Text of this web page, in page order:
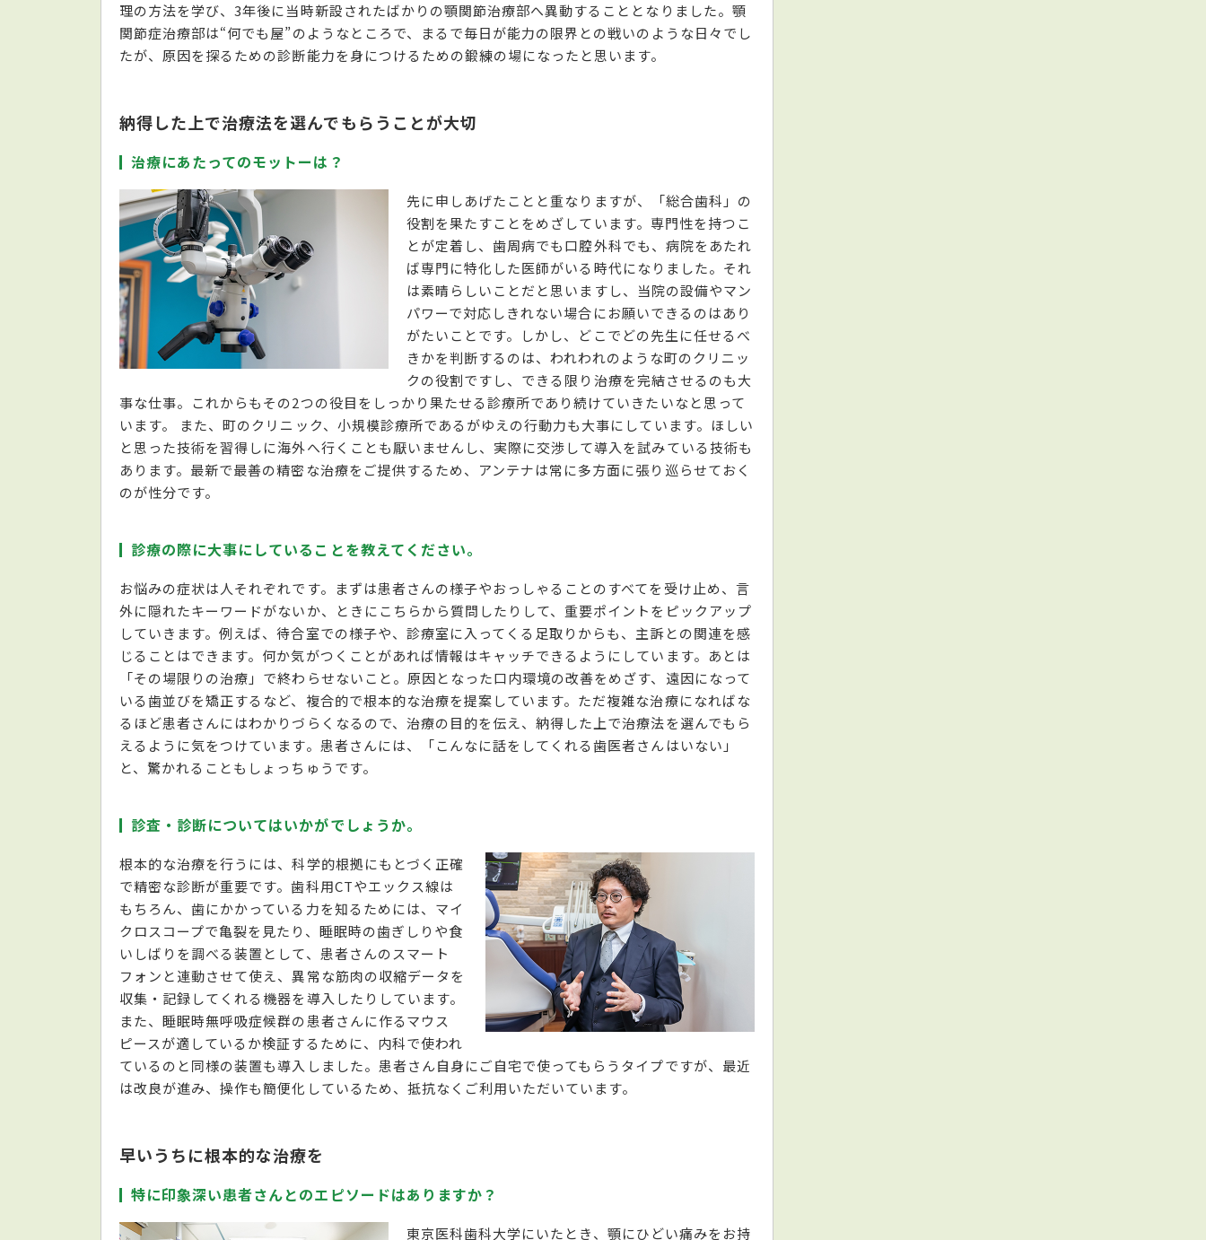
理の方法を学び、3年後に当時新設されたばかりの顎関節治療部へ異動することとなりました。顎
関節症治療部は“何でも屋”のようなところで、まるで毎日が能力の限界との戦いのような日々でし
たが、原因を探るための診断能力を身につけるための鍛練の場になったと思います。
納得した上で治療法を選んでもらうことが大切
治療にあたってのモットーは？
先に申しあげたことと重なりますが、「総合歯科」の
役割を果たすことをめざしています。専門性を持つこ
とが定着し、歯周病でも口腔外科でも、病院をあたれ
ば専門に特化した医師がいる時代になりました。それ
は素晴らしいことだと思いますし、当院の設備やマン
パワーで対応しきれない場合にお願いできるのはあり
がたいことです。しかし、どこでどの先生に任せるべ
きかを判断するのは、われわれのような町のクリニッ
クの役割ですし、できる限り治療を完結させるのも大
事な仕事。これからもその2つの役目をしっかり果たせる診療所であり続けていきたいなと思って
います。 また、町のクリニック、小規模診療所であるがゆえの行動力も大事にしています。ほしい
と思った技術を習得しに海外へ行くことも厭いませんし、実際に交渉して導入を試みている技術も
あります。最新で最善の精密な治療をご提供するため、アンテナは常に多方面に張り巡らせておく
のが性分です。
診療の際に大事にしていることを教えてください。
お悩みの症状は人それぞれです。まずは患者さんの様子やおっしゃることのすべてを受け止め、言
外に隠れたキーワードがないか、ときにこちらから質問したりして、重要ポイントをピックアップ
していきます。例えば、待合室での様子や、診療室に入ってくる足取りからも、主訴との関連を感
じることはできます。何か気がつくことがあれば情報はキャッチできるようにしています。あとは
「その場限りの治療」で終わらせないこと。原因となった口内環境の改善をめざす、遠因になって
いる歯並びを矯正するなど、複合的で根本的な治療を提案しています。ただ複雑な治療になればな
るほど患者さんにはわかりづらくなるので、治療の目的を伝え、納得した上で治療法を選んでもら
えるように気をつけています。患者さんには、「こんなに話をしてくれる歯医者さんはいない」
と、驚かれることもしょっちゅうです。
診査・診断についてはいかがでしょうか。
根本的な治療を行うには、科学的根拠にもとづく正確
で精密な診断が重要です。歯科用CTやエックス線は
もちろん、歯にかかっている力を知るためには、マイ
クロスコープで亀裂を見たり、睡眠時の歯ぎしりや食
いしばりを調べる装置として、患者さんのスマート
フォンと連動させて使え、異常な筋肉の収縮データを
収集・記録してくれる機器を導入したりしています。
また、睡眠時無呼吸症候群の患者さんに作るマウス
ピースが適しているか検証するために、内科で使われ
ているのと同様の装置も導入しました。患者さん自身にご自宅で使ってもらうタイプですが、最近
は改良が進み、操作も簡便化しているため、抵抗なくご利用いただいています。
早いうちに根本的な治療を
特に印象深い患者さんとのエピソードはありますか？
東京医科歯科大学にいたとき、顎にひどい痛みをお持